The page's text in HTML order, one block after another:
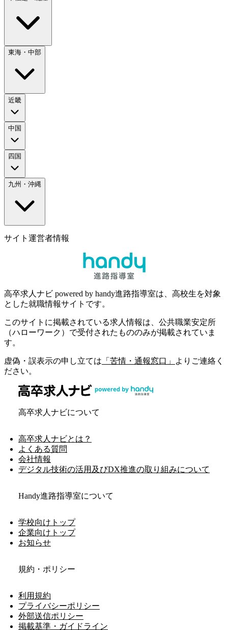
東海・中部
近畿
中国
四国
九州・沖縄
サイト運営者情報
高卒求人ナビ powered by handy進路指導室は、高校生を対象
とした就職情報サイトです。
このサイトに掲載されている求人情報は、公共職業安定所
（ハローワーク）で受付されたもののみが掲載されていま
す。
虚偽・誤表示の申し立ては 「苦情・通報窓口」
よりご連絡く
ださい。
高卒求人ナビについて
高卒求人ナビとは？
よくある質問
会社情報
デジタル技術の活用及びDX推進の取り組みについて
Handy進路指導室について
学校向けトップ
企業向けトップ
お知らせ
規約・ポリシー
利用規約
プライバシーポリシー
外部送信ポリシー
掲載基準・ガイドライン